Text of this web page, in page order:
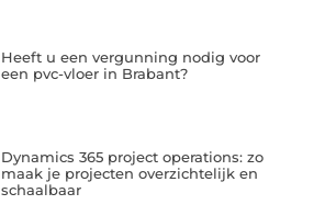
Heeft u een vergunning nodig voor
een pvc-vloer in Brabant?
Dynamics 365 project operations: zo
maak je projecten overzichtelijk en
schaalbaar